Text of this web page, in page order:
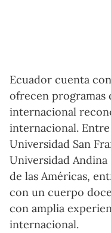
Ecuador cuenta
ofrecen programas
internacional
internacional.
Universidad San
Universidad
de las Américas,
con un cuerpo
con amplia
internacional.